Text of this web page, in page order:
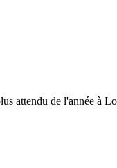
attendu de l'année à